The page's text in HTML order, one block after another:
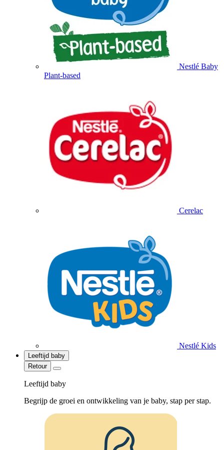
Nestlé Baby
Plant-based
Cerelac
Nestlé Kids
Leeftijd baby
Retour
Leeftijd baby
Begrijp de groei en ontwikkeling van je baby, stap per stap.